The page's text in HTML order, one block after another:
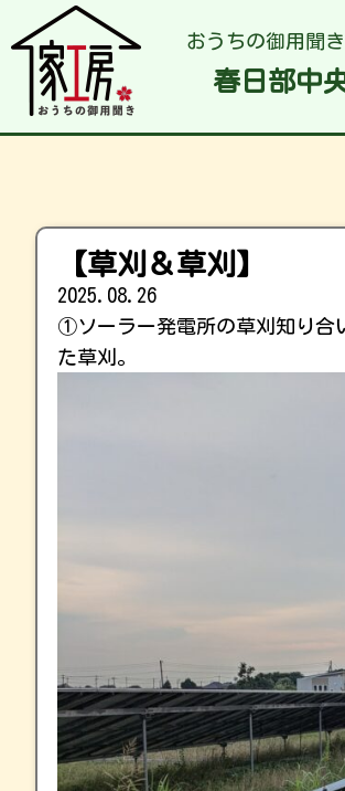
おうちの御用聞
春日部中
【草刈＆草刈】
2025.08.26
①ソーラー発電所の草刈知り合
た草刈。